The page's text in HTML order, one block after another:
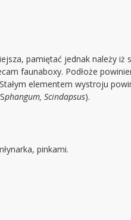
pamiętać jednak należy iż
faunaboxy. Podłoże
elementem wystroju
phangum, Scindapsus).
pinkami.